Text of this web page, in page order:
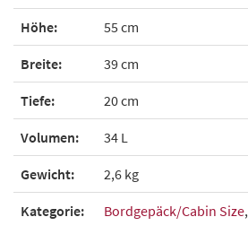
Höhe: 55 cm
Breite: 39 cm
Tiefe: 20 cm
Volumen: 34 L
Gewicht: 2,6 kg
Kategorie: Bordgepäck/Cabin Size,